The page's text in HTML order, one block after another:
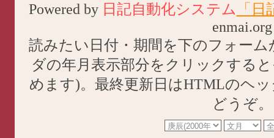
Powered by 日記自動化システム 「
enmai.org
読みたい日付・期間を下のフォー
ダの年月表示部分をクリックする
めます)。最終更新日はHTMLのヘ
どうぞ。